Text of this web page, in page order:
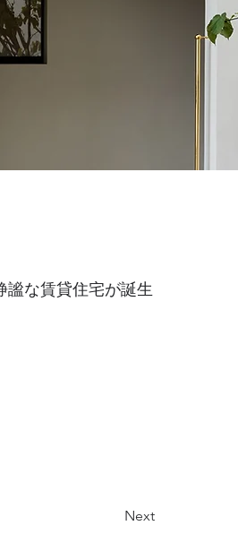
謐な賃貸住宅が誕生
Next